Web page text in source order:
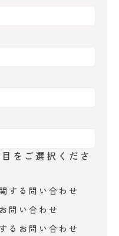
をご選択くださ
する問い合わせ
問い合わせ
るお問い合わせ